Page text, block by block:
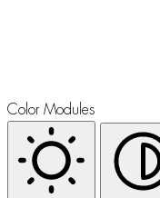
Color Modules